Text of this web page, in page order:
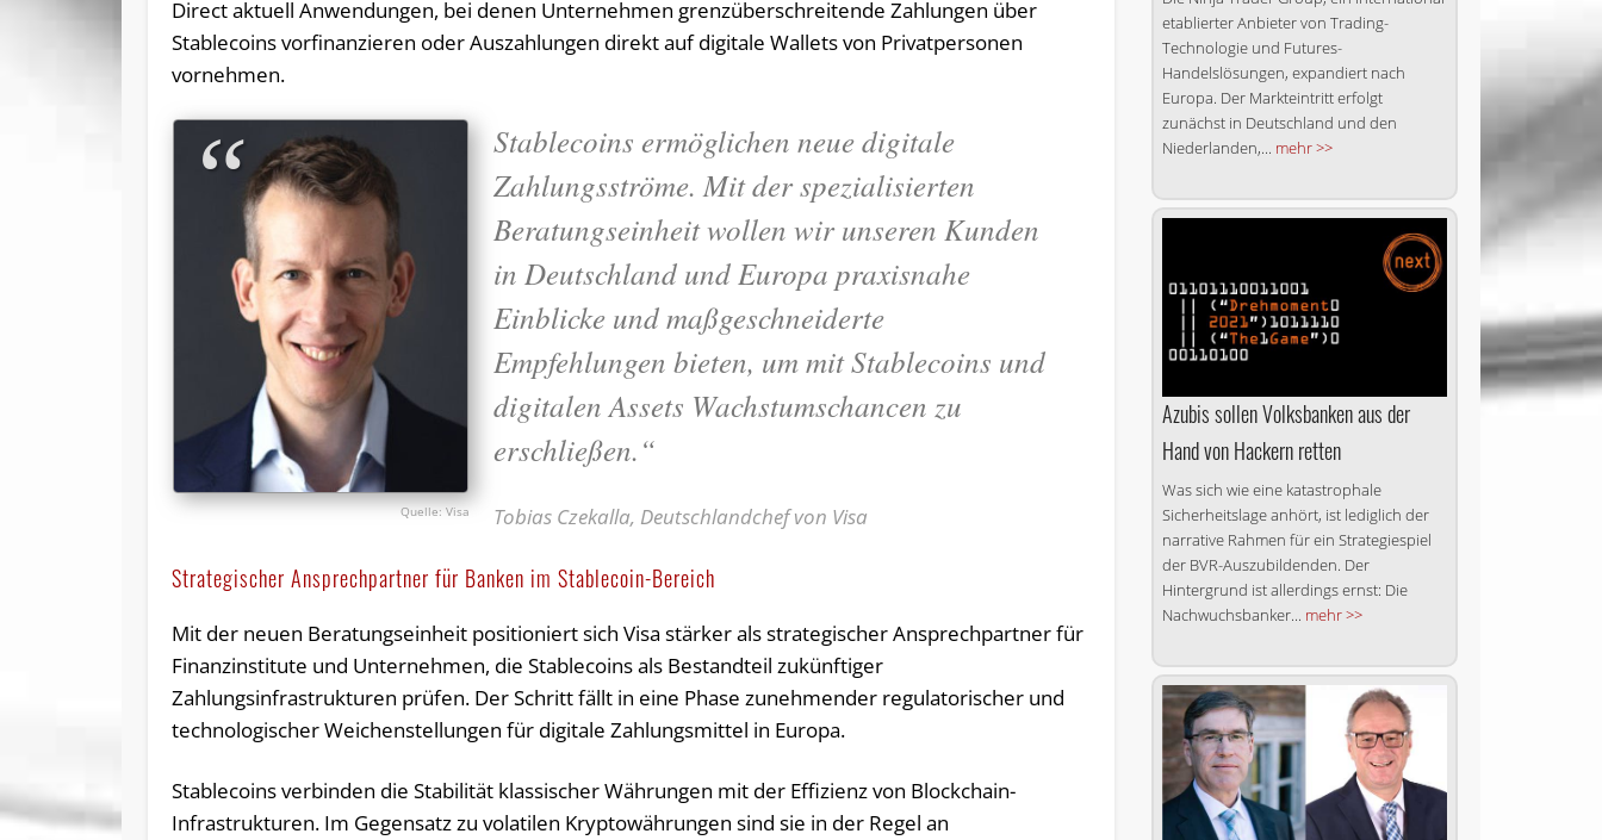
Direct aktuell Anwendungen, bei denen Unternehmen grenzüberschreitende Zahlungen über
Stablecoins vorfinanzieren oder Auszahlungen direkt auf digitale Wallets von Privatpersonen
vornehmen.
Visa
Stablecoins ermöglichen neue digitale
Zahlungsströme. Mit der spezialisierten
Beratungseinheit wollen wir unseren Kunden
in Deutschland und Europa praxisnahe
Einblicke und maßgeschneiderte
Empfehlungen bieten, um mit Stablecoins und
digitalen Assets Wachstumschancen zu
erschließen.“
Tobias Czekalla, Deutschlandchef von Visa
Strategischer Ansprechpartner für Banken im Stablecoin-Bereich
Mit der neuen Beratungseinheit positioniert sich Visa stärker als strategischer Ansprechpartner für
Finanzinstitute und Unternehmen, die Stablecoins als Bestandteil zukünftiger
Zahlungsinfrastrukturen prüfen. Der Schritt fällt in eine Phase zunehmender regulatorischer und
technologischer Weichenstellungen für digitale Zahlungsmittel in Europa.
Stablecoins verbinden die Stabilität klassischer Währungen mit der Effizienz von Blockchain-
Infrastrukturen. Im Gegensatz zu volatilen Kryptowährungen sind sie in der Regel an
etablierter Anbieter von Trading-
Technologie und Futures-
Handelslösungen, expandiert nach
Europa. Der Markteintritt erfolgt
zunächst in Deutschland und den
Niederlanden,... mehr >>
Azubis sollen Volksbanken aus der
Hand von Hackern retten
Was sich wie eine katastrophale
Sicherheitslage anhört, ist lediglich der
narrative Rahmen für ein Strategiespiel
der BVR-Auszubildenden. Der
Hintergrund ist allerdings ernst: Die
Nachwuchsbanker... mehr >>